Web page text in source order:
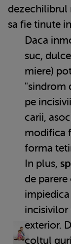
dezechilibrul
sa fie tinute
Daca
suc,
miere)
"sindrom
pe
carii,
modifica
forma
In plus,
de
incisivilor
exterior.
coltul